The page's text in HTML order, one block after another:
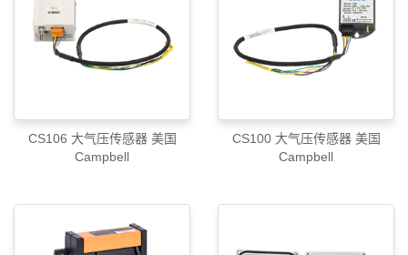
CS106 大气压传感器 美国
Campbell
CS100 大气压传感器 美国
Campbell